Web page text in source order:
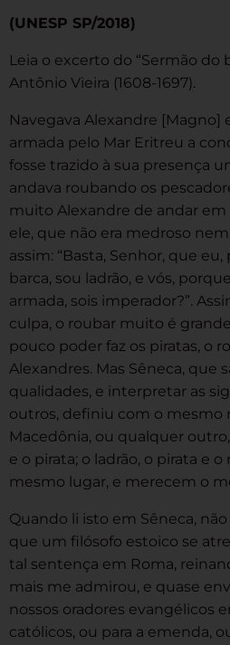
(UNESP SP/2018)
Leia o excerto do “Sermão do
Antônio Vieira (1608-1697).
Navegava Alexandre [Magno]
armada pelo Mar Eritreu a
fosse trazido à sua presença
andava roubando os
muito Alexandre de andar
ele, que não era medroso
assim: “Basta, Senhor, que
barca, sou ladrão, e vós,
armada, sois imperador?”.
culpa, o roubar muito é
pouco poder faz os piratas, o
Alexandres. Mas Sêneca, que
qualidades, e interpretar as
outros, definiu com o mesmo
Macedônia, ou qualquer
e o pirata; o ladrão, o pirata e
mesmo lugar, e merecem o
Quando li isto em Sêneca,
que um filósofo estoico se
tal sentença em Roma,
mais me admirou, e quase
nossos oradores evangélicos
católicos, ou para a emenda,